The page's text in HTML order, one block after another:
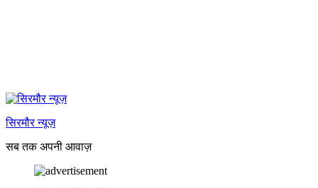
सिरमौर न्यूज़
सब तक अपनी आवाज़